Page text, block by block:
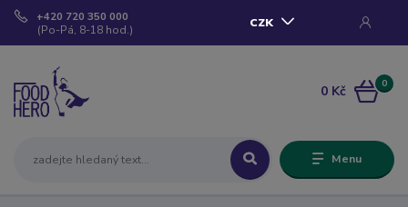
Menu
CZK
+420 720 350 000
(Po-Pá, 8-18 hod.)
0
0 Kč